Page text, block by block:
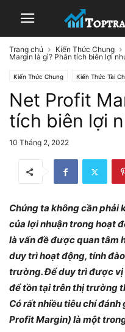
Trang chủ Kiến Thức Chung
Margin là gì? Phân tích biên lợi
Kiến Thức Chung Kiến Thức Tài
Net Profit
tích biên lợi
10 Tháng 2, 2022
Chúng ta không cần phải
của lợi nhuận trong hoạt
là vấn đề được quan tâm
duy trì hoạt động, tính
trường. Để duy trì được vị
để tồn tại trên thị trường
Có rất nhiều tiêu chí
Profit Margin) là một